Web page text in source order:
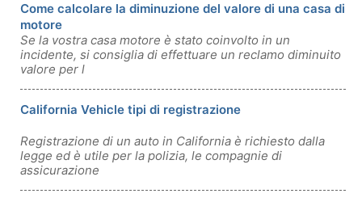
Come calcolare la diminuzione del valore di una casa di
motore
Se la vostra casa motore è stato coinvolto in un
incidente, si consiglia di effettuare un reclamo diminuito
valore per l
California Vehicle tipi di registrazione
Registrazione di un auto in California è richiesto dalla
legge ed è utile per la polizia, le compagnie di
assicurazione